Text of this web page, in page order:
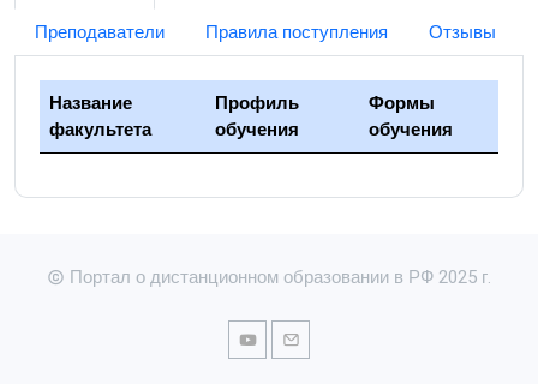
Преподаватели
Правила поступления Отзывы
Название
факультета
Профиль
обучения
Формы
обучения
Портал о дистанционном образовании в РФ 2025 г.